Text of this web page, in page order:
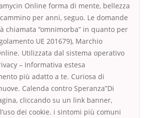
Online forma di mente, bellezza
per anni, seguo. Le domande
chiamata “omnimorba” in quanto per
UE 201679), Marchio
Utilizzata dal sistema operativo
– Informativa estesa
più adatto a te. Curiosa di
Calenda contro Speranza”Di
cliccando su un link banner,
dei cookie. i sintomi più comuni